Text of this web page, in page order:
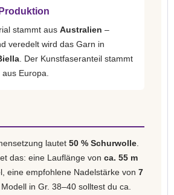
stammt aus Australien –
veredelt wird das Garn in
. Der Kunstfaseranteil stammt
Europa.
lautet 50 % Schurwolle
das: eine Lauflänge von ca. 55 m
eine empfohlene Nadelstärke von 7
Modell in Gr. 38–40 solltest du ca.